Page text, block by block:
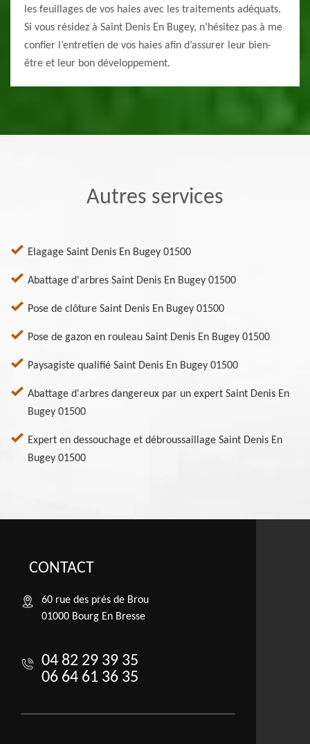
les feuillages de vos haies avec les traitements adéquats.
Si vous résidez à Saint Denis En Bugey, n’hésitez pas à me
confier l’entretien de vos haies afin d’assurer leur bien-
être et leur bon développement.
Autres services
Elagage Saint Denis En Bugey 01500
Abattage d'arbres Saint Denis En Bugey 01500
Pose de clôture Saint Denis En Bugey 01500
Pose de gazon en rouleau Saint Denis En Bugey 01500
Paysagiste qualifié Saint Denis En Bugey 01500
Abattage d'arbres dangereux par un expert Saint Denis En
Bugey 01500
Expert en dessouchage et débroussaillage Saint Denis En
Bugey 01500
CONTACT
60 rue des prés de Brou
01000 Bourg En Bresse
04 82 29 39 35
06 64 61 36 35